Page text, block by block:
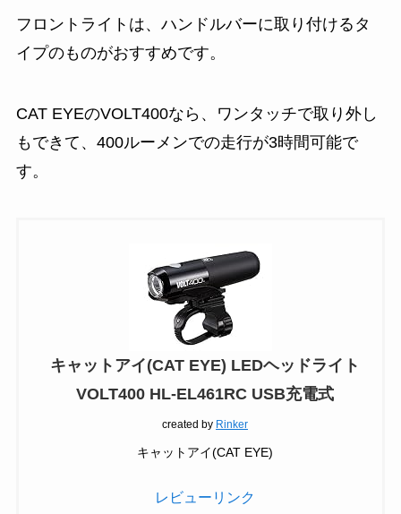
フロントライトは、ハンドルバーに取り付けるタ
イプのものがおすすめです。
CAT EYEのVOLT400なら、ワンタッチで取り外し
もできて、400ルーメンでの走行が3時間可能で
す。
キャットアイ(CAT EYE) LEDヘッドライト
VOLT400 HL-EL461RC USB充電式
created by Rinker
キャットアイ(CAT EYE)
レビューリンク